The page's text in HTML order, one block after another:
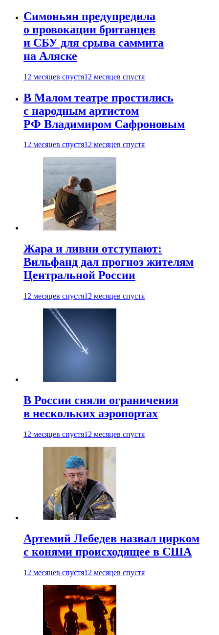
Симоньян предупредила
о провокации британцев
и СБУ для срыва саммита
на Аляске
12 месяцев спустя12 месяцев спустя
В Малом театре простились
с народным артистом
РФ Владимиром Сафроновым
12 месяцев спустя12 месяцев спустя
Жара и ливни отступают:
Вильфанд дал прогноз жителям
Центральной России
12 месяцев спустя12 месяцев спустя
В России сняли ограничения
в нескольких аэропортах
12 месяцев спустя12 месяцев спустя
Артемий Лебедев назвал цирком
с конями происходящее в США
12 месяцев спустя12 месяцев спустя